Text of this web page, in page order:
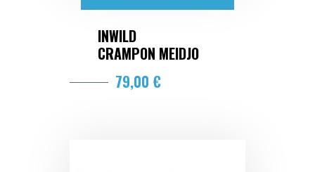
INWILD
CRAMPON MEIDJO
79,00 €